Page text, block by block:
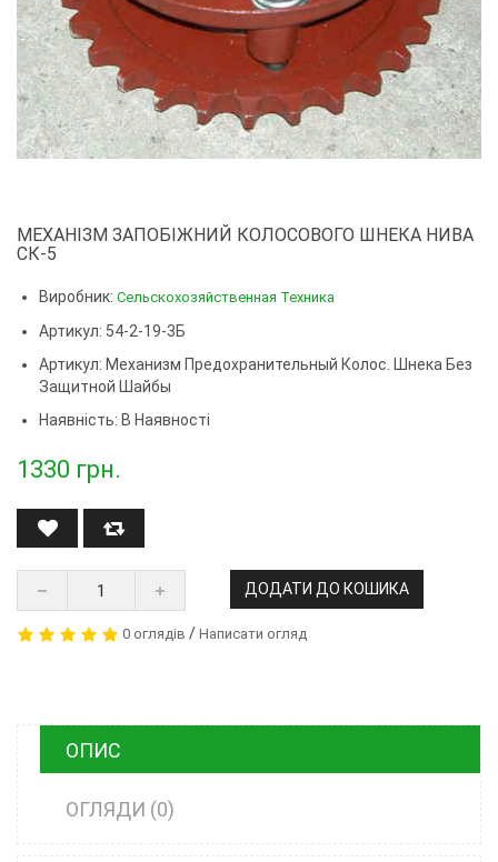
МЕХАНІЗМ ЗАПОБІЖНИЙ КОЛОСОВОГО ШНЕКА НИВА
СК-5
Виробник: Сельскохозяйственная Техника
Артикул: 54-2-19-3Б
Артикул: Механизм Предохранительный Колос. Шнека Без
Защитной Шайбы
Наявність: В Наявності
1330 грн.
ДОДАТИ ДО КОШИКА
0 оглядів / Написати огляд
ОПИС
ОГЛЯДИ (0)